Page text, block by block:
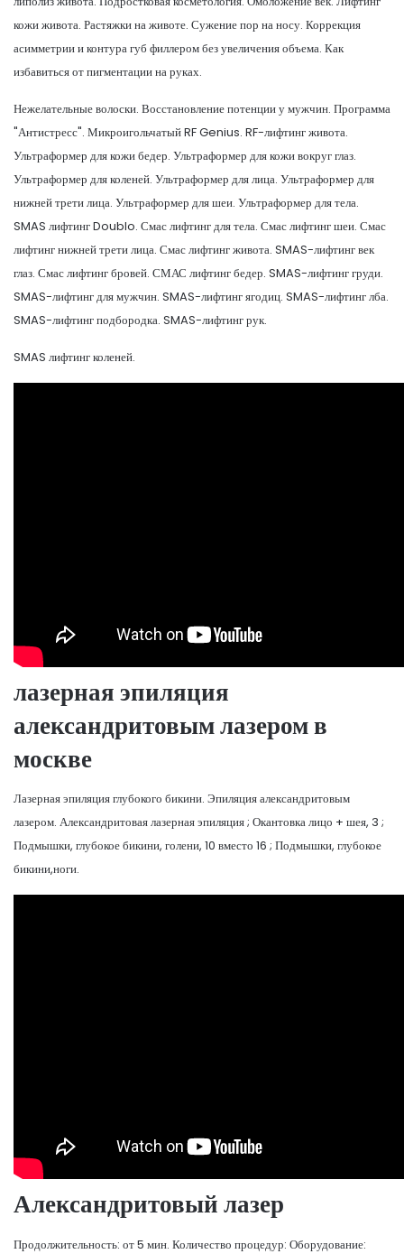
кожи живота. Растяжки на животе. Сужение пор на носу. Коррекция
асимметрии и контура губ филлером без увеличения объема. Как
избавиться от пигментации на руках.
Нежелательные волоски. Восстановление потенции у мужчин. Программа
"Антистресс". Микроигольчатый RF Genius. RF-лифтинг живота.
Ультраформер для кожи бедер. Ультраформер для кожи вокруг глаз.
Ультраформер для коленей. Ультраформер для лица. Ультраформер для
нижней трети лица. Ультраформер для шеи. Ультраформер для тела.
SMAS лифтинг Doublo. Смас лифтинг для тела. Смас лифтинг шеи. Смас
лифтинг нижней трети лица. Смас лифтинг живота. SMAS-лифтинг век
глаз. Смас лифтинг бровей. СМАС лифтинг бедер. SMAS-лифтинг груди.
SMAS-лифтинг для мужчин. SMAS-лифтинг ягодиц. SMAS-лифтинг лба.
SMAS-лифтинг подбородка. SMAS-лифтинг рук.
SMAS лифтинг коленей.
лазерная эпиляция
александритовым лазером в
москве
Лазерная эпиляция глубокого бикини. Эпиляция александритовым
лазером. Александритовая лазерная эпиляция ; Окантовка лицо + шея, 3 ;
Подмышки, глубокое бикини, голени, 10 вместо 16 ; Подмышки, глубокое
бикини,ноги.
Александритовый лазер
Продолжительность: от 5 мин. Количество процедур: Оборудование: